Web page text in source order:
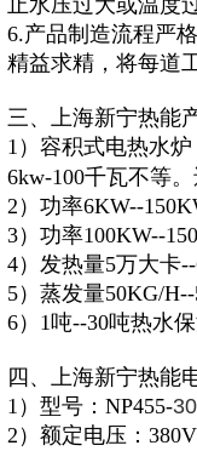
止水压过大或温度
6.产品制造流程严
精益求精，将每道
三、上海新宁热能
1）容积式电热水
6kw-100千瓦不等
2）功率6KW--
3）功率100KW--
4）发热量5万大卡
5）蒸发量50KG/
6）1吨--30吨热水
四、上海新宁热能
1）型号：NP455-30
2）额定电压：380V